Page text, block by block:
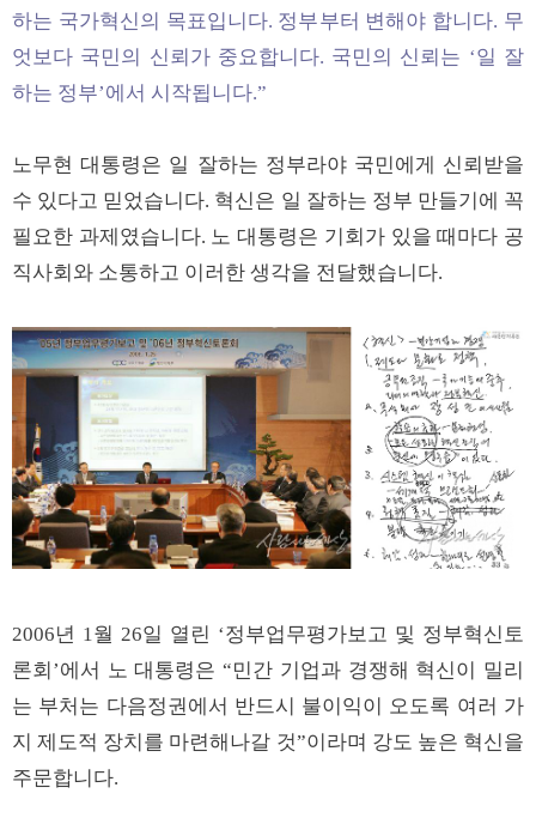
하는 국가혁신의 목표입니다. 정부부터 변해야 합니다. 무
엇보다 국민의 신뢰가 중요합니다. 국민의 신뢰는 ‘일 잘
하는 정부’에서 시작됩니다.”
노무현 대통령은 일 잘하는 정부라야 국민에게 신뢰받을
수 있다고 믿었습니다. 혁신은 일 잘하는 정부 만들기에 꼭
필요한 과제였습니다. 노 대통령은 기회가 있을 때마다 공
직사회와 소통하고 이러한 생각을 전달했습니다.
2006년 1월 26일 열린 ‘정부업무평가보고 및 정부혁신토
론회’에서 노 대통령은 “민간 기업과 경쟁해 혁신이 밀리
는 부처는 다음정권에서 반드시 불이익이 오도록 여러 가
지 제도적 장치를 마련해나갈 것”이라며 강도 높은 혁신을
주문합니다.